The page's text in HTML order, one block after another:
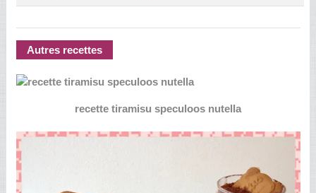
Autres recettes
recette tiramisu speculoos nutella